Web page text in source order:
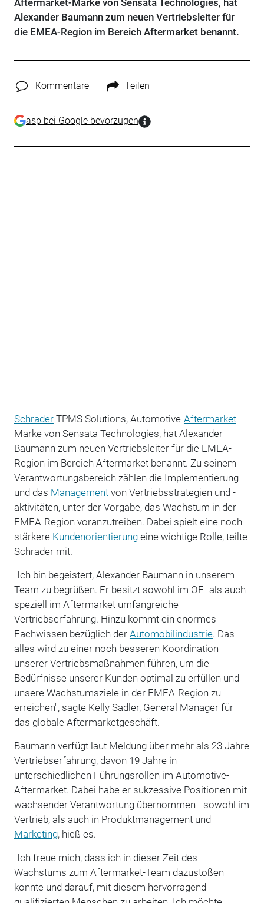
Aftermarket-Marke von Sensata Technologies, hat
Alexander Baumann zum neuen Vertriebsleiter für
die EMEA-Region im Bereich Aftermarket benannt.
Kommentare Teilen
asp bei Google bevorzugen
SchraderTPMS Solutions, Automotive-Aftermarket-
Marke von Sensata Technologies, hat Alexander
Baumann zum neuen Vertriebsleiter für die EMEA-
Region im Bereich Aftermarket benannt. Zu seinem
Verantwortungsbereich zählen die Implementierung
und das Managementvon Vertriebsstrategien und -
aktivitäten, unter der Vorgabe, das Wachstum in der
EMEA-Region voranzutreiben. Dabei spielt eine noch
stärkere Kundenorientierungeine wichtige Rolle, teilte
Schrader mit.
"Ich bin begeistert, Alexander Baumann in unserem
Team zu begrüßen. Er besitzt sowohl im OE- als auch
speziell im Aftermarket umfangreiche
Vertriebserfahrung. Hinzu kommt ein enormes
Fachwissen bezüglich der Automobilindustrie. Das
alles wird zu einer noch besseren Koordination
unserer Vertriebsmaßnahmen führen, um die
Bedürfnisse unserer Kunden optimal zu erfüllen und
unsere Wachstumsziele in der EMEA-Region zu
erreichen", sagte Kelly Sadler, General Manager für
das globale Aftermarketgeschäft.
Baumann verfügt laut Meldung über mehr als 23 Jahre
Vertriebserfahrung, davon 19 Jahre in
unterschiedlichen Führungsrollen im Automotive-
Aftermarket. Dabei habe er sukzessive Positionen mit
wachsender Verantwortung übernommen - sowohl im
Vertrieb, als auch in Produktmanagement und
Marketing, hieß es.
"Ich freue mich, dass ich in dieser Zeit des
Wachstums zum Aftermarket-Team dazustoßen
konnte und darauf, mit diesem hervorragend